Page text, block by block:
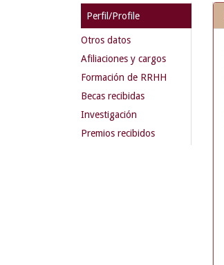
Perfil/Profile
Otros datos
Afiliaciones y cargos
Formación de RRHH
Becas recibidas
Investigación
Premios recibidos